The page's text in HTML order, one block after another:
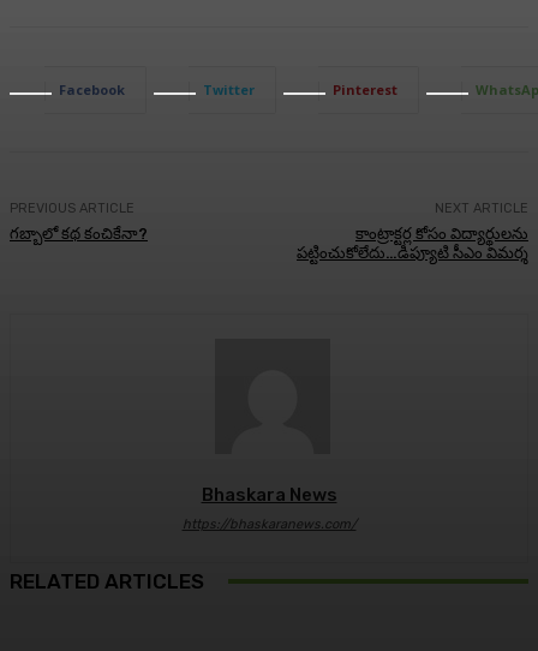
Facebook Twitter Pinterest
PREVIOUS ARTICLE
గబ్బాలో కథ కంచికేనా?
NEXT ARTICLE
కాంట్రాక్టర్ల కోసం విద్యార్థులను
పట్టించుకోలేదు…డిప్యూటి సీఎం విమర్శ
Bhaskara News
https://bhaskaranews.com/
RELATED ARTICLES